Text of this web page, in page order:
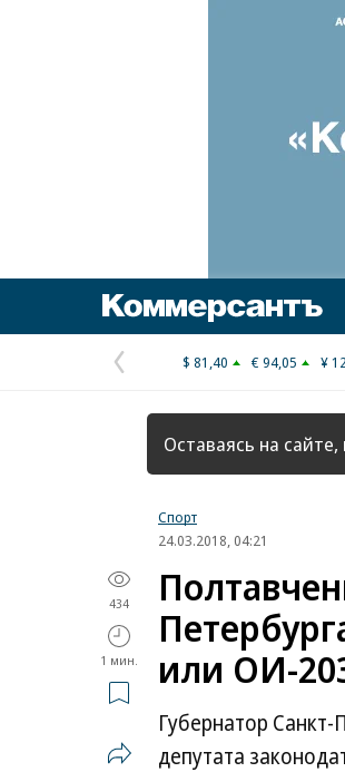
Предыдущая
страница
$ 81,40 € 94,05 ¥
Оставаясь на
Спорт
24.03.2018, 04:21
434
1 мин.
или ОИ-
Губернатор Санкт-
депутата